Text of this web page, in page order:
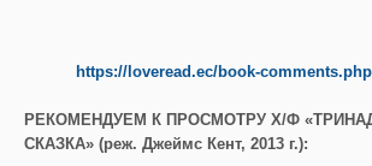
https://loveread.ec/book-
РЕКОМЕНДУЕМ К ПРОСМОТРУ Х/Ф
СКАЗКА» (реж. Джеймс Кент, 2013 г.):